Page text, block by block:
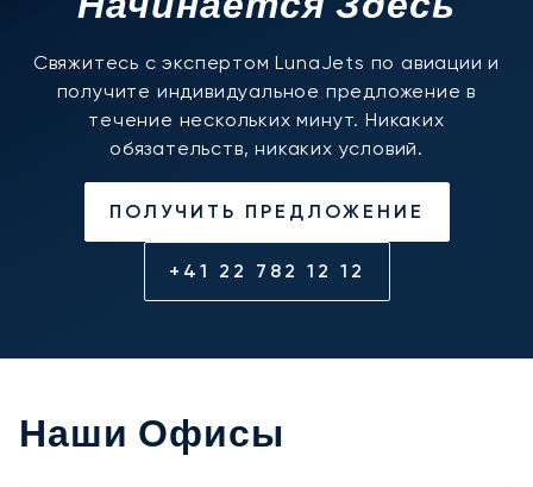
Свяжитесь с экспертом LunaJets по авиации и
получите индивидуальное предложение в
течение нескольких минут. Никаких
обязательств, никаких условий.
ПОЛУЧИТЬ ПРЕДЛОЖЕНИЕ
+41 22 782 12 12
Наши Офисы